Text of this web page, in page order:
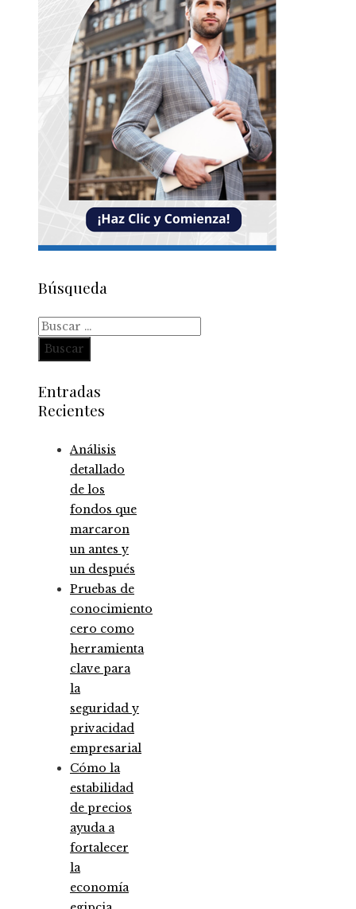
Búsqueda
Buscar:
Entradas
Recientes
Análisis
detallado
de los
fondos que
marcaron
un antes y
un después
Pruebas de
conocimiento
cero como
herramienta
clave para
la
seguridad y
privacidad
empresarial
Cómo la
estabilidad
de precios
ayuda a
fortalecer
la
economía